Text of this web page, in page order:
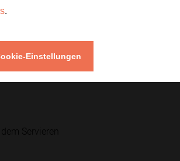
daraufgeben.
Servieren
.
Einstellungen